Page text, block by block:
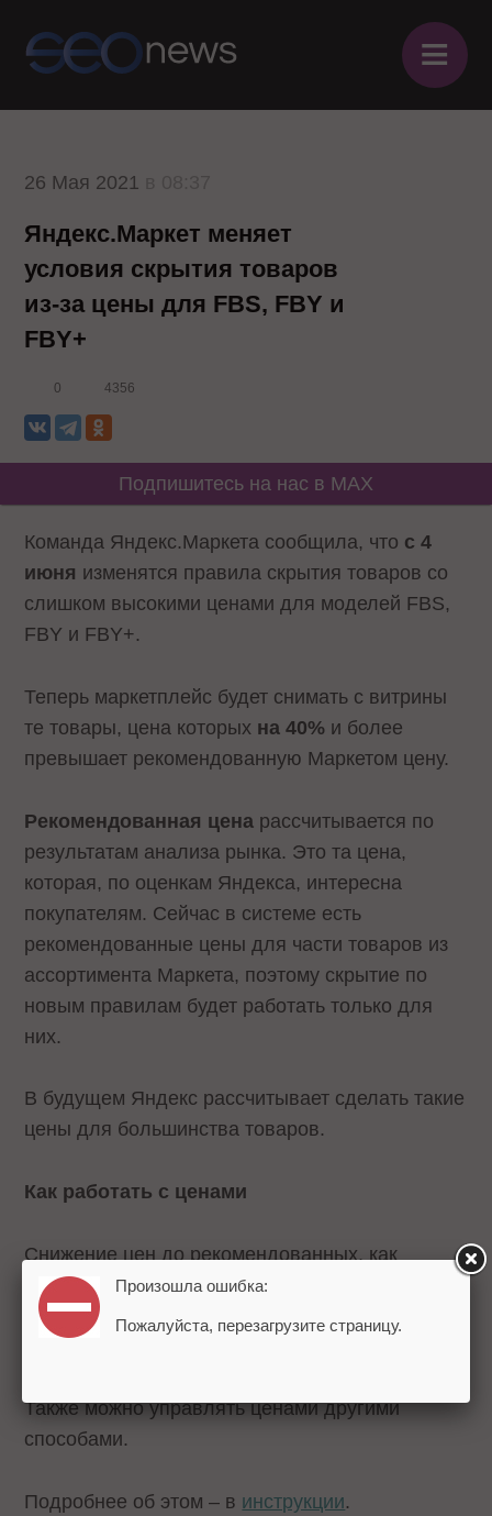
≡
26 Мая 2021
Яндекс.Маркет меняет
условия скрытия товаров
из-за цены для FBS, FBY и
FBY+
0 4356
Подпишитесь на нас в MAX
Команда Яндекс.Маркета сообщила, что с 4
июня изменятся правила скрытия товаров со
слишком высокими ценами для моделей FBS,
FBY и FBY+.
Теперь маркетплейс будет снимать с витрины
те товары, цена которых на 40% и более
превышает рекомендованную Маркетом цену.
Рекомендованная цена рассчитывается по
результатам анализа рынка. Это та цена,
которая, по оценкам Яндекса, интересна
покупателям. Сейчас в системе есть
рекомендованные цены для части товаров из
ассортимента Маркета, поэтому скрытие по
новым правилам будет работать только для
них.
В будущем Яндекс рассчитывает сделать такие
цены для большинства товаров.
Как работать с ценами
Снижение цен до рекомендованных, как
правило, приводит к росту продаж.
Яндекс.Маркет советует включить стратегию
Также можно управлять ценами другими
способами.
Подробнее об этом – в инструкции.
Произошла ошибка:
Пожалуйста, перезагрузите страницу.